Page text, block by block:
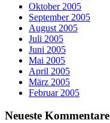
Oktober 2005
September 2005
August 2005
Juli 2005
Juni 2005
Mai 2005
April 2005
März 2005
Februar 2005
Neueste Kommentare